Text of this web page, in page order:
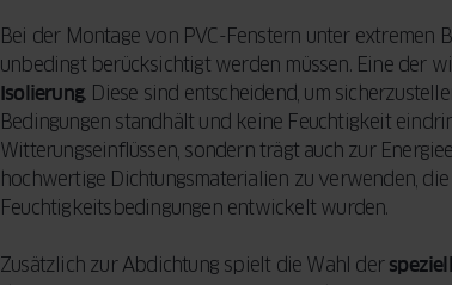
Bei der Montage von PVC-Fenstern unter extremen
unbedingt berücksichtigt werden müssen. Eine der
Isolierung. Diese sind entscheidend, um
Bedingungen standhält und keine Feuchtigkeit
Witterungseinflüssen, sondern trägt auch zur
hochwertige Dichtungsmaterialien zu verwenden,
Feuchtigkeitsbedingungen entwickelt wurden.
Zusätzlich zur Abdichtung spielt die Wahl der